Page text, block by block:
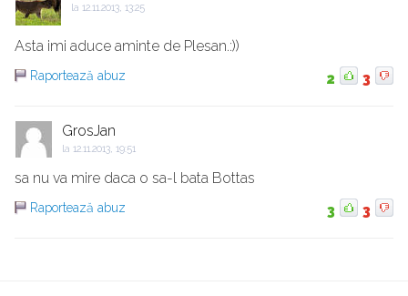
la 12.11.2013, 13:25
Asta imi aduce aminte de Plesan.:))
Raportează abuz 2 3
GrosJan
la 12.11.2013, 19:51
sa nu va mire daca o sa-l bata Bottas
Raportează abuz 3 3